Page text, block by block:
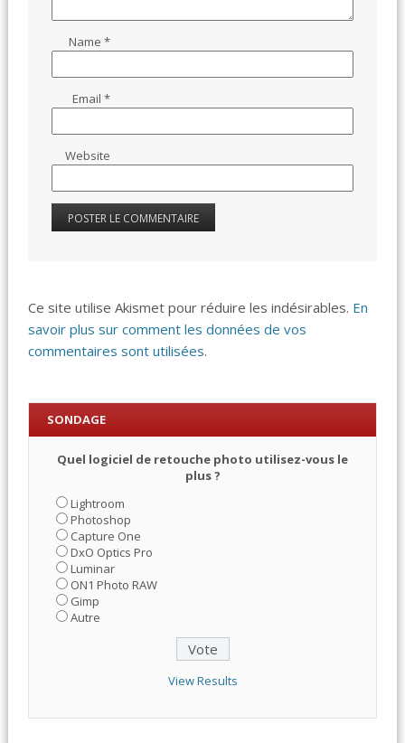
Name*
Email*
Website
Ce site utilise Akismet pour réduire les indésirables. En
savoir plus sur comment les données de vos
commentaires sont utilisées.
SONDAGE
Quel logiciel de retouche photo utilisez-vous le
plus ?
Lightroom
Photoshop
Capture One
DxO Optics Pro
Luminar
ON1 Photo RAW
Gimp
Autre
View Results